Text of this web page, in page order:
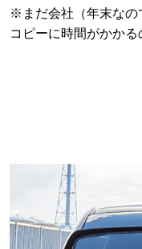
※まだ会社（年末なの
コピーに時間がかかる